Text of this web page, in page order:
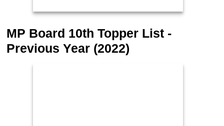
MP Board 10th Topper List -
Previous Year (2022)